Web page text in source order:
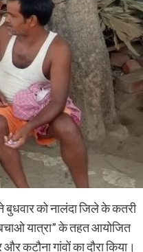
बुधवार को नालंदा जिले के कतरी
यात्रा” के तहत आयोजित
कटौना गांवों का दौरा किया।